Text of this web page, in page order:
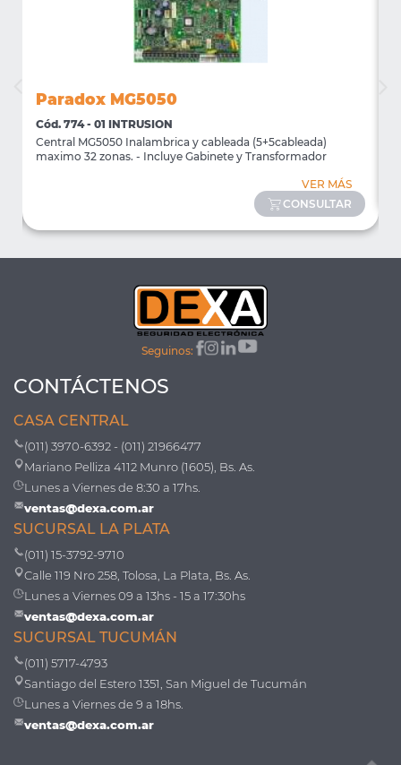
Paradox MG5050
Cód. 774 - 01 INTRUSION
Central MG5050 Inalambrica y cableada (5+5cableada)
maximo 32 zonas. - Incluye Gabinete y Transformador
VER MÁS
CONSULTAR
Seguinos:
CONTÁCTENOS
CASA CENTRAL
(011) 3970-6392 - (011) 21966477
Mariano Pelliza 4112 Munro (1605), Bs. As.
Lunes a Viernes de 8:30 a 17hs.
ventas@dexa.com.ar
SUCURSAL LA PLATA
(011) 15-3792-9710
Calle 119 Nro 258, Tolosa, La Plata, Bs. As.
Lunes a Viernes 09 a 13hs - 15 a 17:30hs
ventas@dexa.com.ar
SUCURSAL TUCUMÁN
(011) 5717-4793
Santiago del Estero 1351, San Miguel de Tucumán
Lunes a Viernes de 9 a 18hs.
ventas@dexa.com.ar